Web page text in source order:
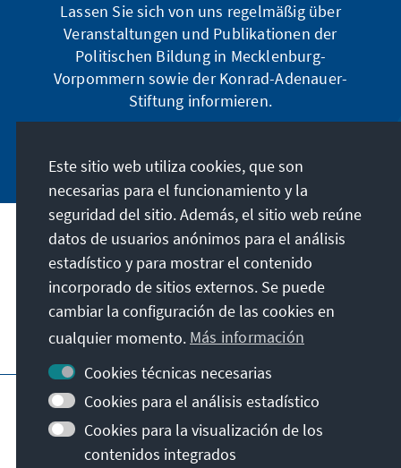
Lassen Sie sich von uns regelmäßig über
Veranstaltungen und Publikationen der
Politischen Bildung in Mecklenburg-
Vorpommern sowie der Konrad-Adenauer-
Stiftung informieren.
Dirección
Contacto
Visita también
Página principal de la KAS
Pie de imprenta
Protección de datos
Declaración sobre accesibilidad
Notificar barrera
Este sitio web utiliza cookies, que son
necesarias para el funcionamiento y la
seguridad del sitio. Además, el sitio web reúne
datos de usuarios anónimos para el análisis
estadístico y para mostrar el contenido
incorporado de sitios externos. Se puede
cambiar la configuración de las cookies en
cualquier momento. Más información
Cookies técnicas necesarias
Cookies para el análisis estadístico
Cookies para la visualización de los
contenidos integrados